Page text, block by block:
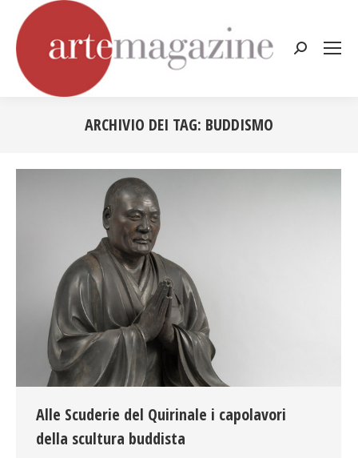
Cerca:
ARCHIVIO DEI TAG: BUDDISMO
Alle Scuderie del Quirinale i capolavori
della scultura buddista